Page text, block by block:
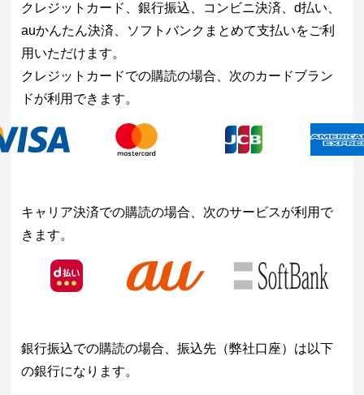
クレジットカード、銀行振込、コンビニ決済、d払い、
auかんたん決済、ソフトバンクまとめて支払いをご利
用いただけます。
クレジットカードでの購読の場合、次のカードブラン
ドが利用できます。
キャリア決済での購読の場合、次のサービスが利用で
きます。
銀行振込での購読の場合、振込先（弊社口座）は以下
の銀行になります。